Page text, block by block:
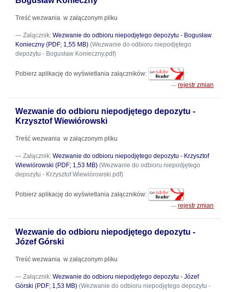
Treść wezwania w załączonym pliku
Załącznik: Wezwanie do odbioru niepodjętego depozytu - Bogusław
Konieczny (PDF; 1,55 MB) (Wezwanie do odbioru niepodjętego
depozytu - Bogusław Konieczny.pdf)
Pobierz aplikację do wyświetlania załączników:
rejestr zmian
Wezwanie do odbioru niepodjętego depozytu -
Krzysztof Wiewiórowski
Treść wezwania w załączonym pliku
Załącznik: Wezwanie do odbioru niepodjętego depozytu - Krzysztof
Wiewiórowski (PDF; 1,53 MB) (Wezwanie do odbioru niepodjętego
depozytu - Krzysztof Wiewiórowski.pdf)
Pobierz aplikację do wyświetlania załączników:
rejestr zmian
Wezwanie do odbioru niepodjętego depozytu -
Józef Górski
Treść wezwania w załączonym pliku
Załącznik: Wezwanie do odbioru niepodjętego depozytu - Józef
Górski (PDF; 1,53 MB) (Wezwanie do odbioru niepodjętego depozytu -